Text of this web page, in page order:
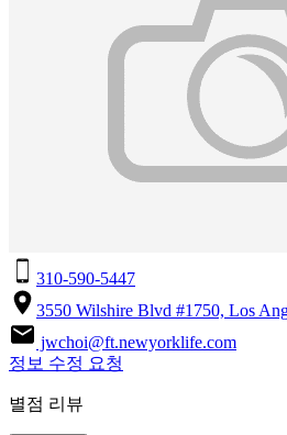
310-590-5447
3550 Wilshire Blvd #1750, Los
jwchoi@ft.newyorklife.com
정보 수정 요청
별점 리뷰